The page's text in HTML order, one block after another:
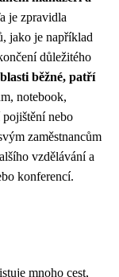
je zpravidla
jako je například
důležitého
běžné, patří
notebook,
nebo
zaměstnancům
vzdělávání a
konferencí.
mnoho cest,